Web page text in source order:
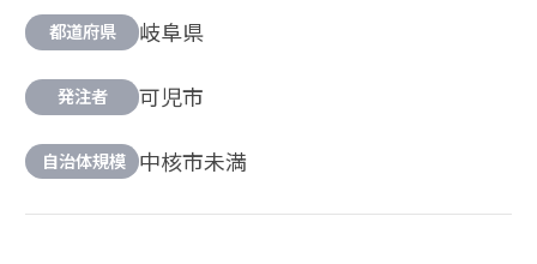
都道府県 岐阜県
発注者 可児市
自治体規模 中核市未満